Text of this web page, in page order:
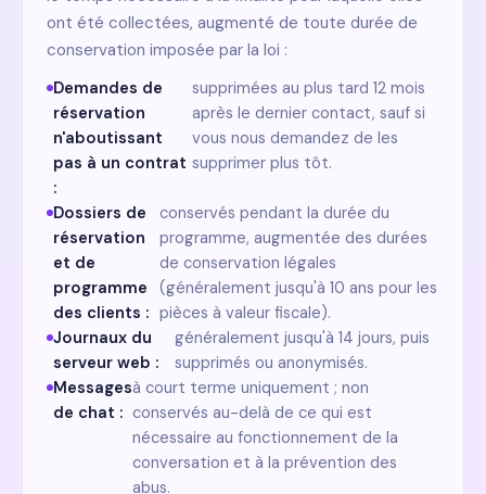
ont été collectées, augmenté de toute durée de
conservation imposée par la loi :
Demandes de
réservation
n'aboutissant
pas à un contrat
:
supprimées au plus tard 12 mois
après le dernier contact, sauf si
vous nous demandez de les
supprimer plus tôt.
Dossiers de
réservation
et de
programme
des clients :
conservés pendant la durée du
programme, augmentée des durées
de conservation légales
(généralement jusqu'à 10 ans pour les
pièces à valeur fiscale).
Journaux du
serveur web :
généralement jusqu'à 14 jours, puis
supprimés ou anonymisés.
Messages
de chat :
à court terme uniquement ; non
conservés au-delà de ce qui est
nécessaire au fonctionnement de la
conversation et à la prévention des
abus.